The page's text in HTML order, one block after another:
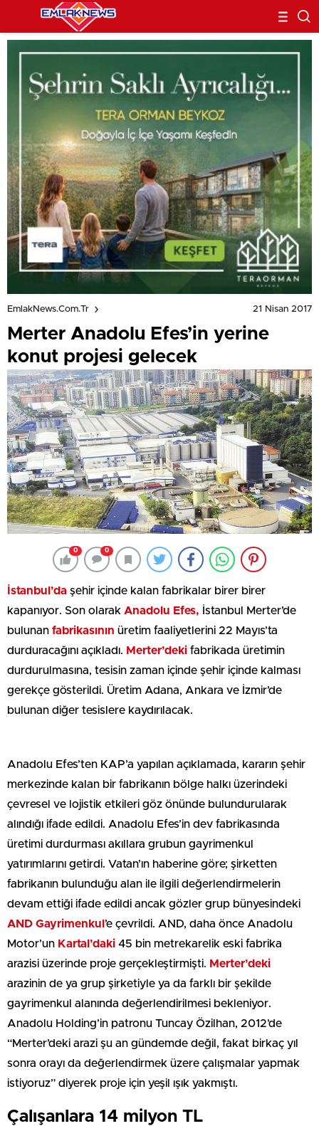
EmlakNews.com.tr 21 Nisan 2017
Merter Anadolu Efes’in yerine
konut projesi gelecek
0 0
İstanbul’da şehir içinde kalan fabrikalar birer birer
kapanıyor. Son olarak Anadolu Efes, İstanbul Merter’de
bulunan fabrikasının üretim faaliyetlerini 22 Mayıs’ta
durduracağını açıkladı. Merter’deki fabrikada üretimin
durdurulmasına, tesisin zaman içinde şehir içinde kalması
gerekçe gösterildi. Üretim Adana, Ankara ve İzmir’de
bulunan diğer tesislere kaydırılacak.
Anadolu Efes’ten KAP’a yapılan açıklamada, kararın şehir
merkezinde kalan bir fabrikanın bölge halkı üzerindeki
çevresel ve lojistik etkileri göz önünde bulundurularak
alındığı ifade edildi. Anadolu Efes’in dev fabrikasında
üretimi durdurması akıllara grubun gayrimenkul
yatırımlarını getirdi. Vatan’ın haberine göre; şirketten
fabrikanın bulunduğu alan ile ilgili değerlendirmelerin
devam ettiği ifade edildi ancak gözler grup bünyesindeki
AND Gayrimenkul ’e çevrildi. AND, daha önce Anadolu
Motor’un Kartal’daki 45 bin metrekarelik eski fabrika
arazisi üzerinde proje gerçekleştirmişti. Merter’deki
arazinin de ya grup şirketiyle ya da farklı bir şekilde
gayrimenkul alanında değerlendirilmesi bekleniyor.
Anadolu Holding’in patronu Tuncay Özilhan, 2012’de
“Merter’deki arazi şu an gündemde değil, fakat birkaç yıl
sonra orayı da değerlendirmek üzere çalışmalar yapmak
istiyoruz” diyerek proje için yeşil ışık yakmıştı.
Çalışanlara 14 milyon TL